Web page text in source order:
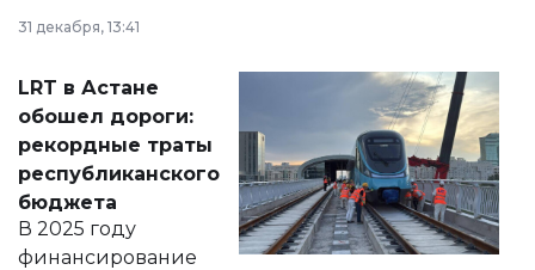
города на 2026–
2028 годы.
документ
появился в базе
нормативных
правовых актов и
на сайте маслихат
города.
31 декабря, 13:41
LRT в Астане
обошел дороги:
рекордные траты
республиканского
бюджета
В 2025 году
финансирование